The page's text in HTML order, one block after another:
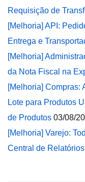
Requisição de
[Melhoria] API:
Entrega e
[Melhoria]
da Nota Fiscal na
[Melhoria] Compras:
Lote para Produtos
de Produtos 03/08/
[Melhoria] Varejo:
Central de